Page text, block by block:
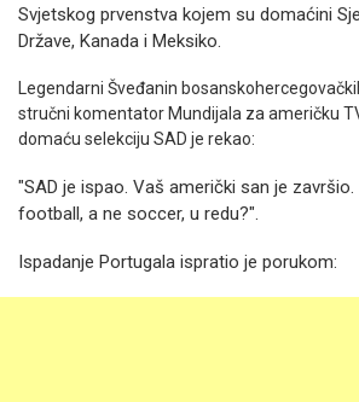
Svjetskog prvenstva kojem su domaćini
Države, Kanada i Meksiko.
Legendarni Šveđanin
stručni komentator Mundijala za američku
domaću selekciju SAD je rekao:
"SAD je ispao. Vaš američki san je
football, a ne soccer, u redu?".
Ispadanje Portugala ispratio je porukom: